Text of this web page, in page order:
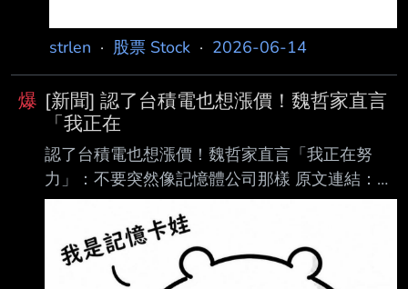
strlen · 股票 Stock · 2026-06-14
爆 [新聞] 認了台積電也想漲價！魏哲家直言
「我正在
認了台積電也想漲價！魏哲家直言「我正在努
力」：不要突然像記憶體公司那樣 原文連結：
網址超過一行，請用縮網址，連結不能點擊者板
規 1-2-2 處分。 https://tinyurl.com/43b95khn
發布時間： 請勿張貼超過3天新聞 2026年6月4
日週四 下午12:15 記者署名： 記者吳峻光／綜合